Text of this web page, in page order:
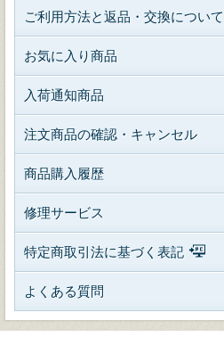
ご利用方法と返品・交換について
お気に入り商品
入荷通知商品
注文商品の確認・キャンセル
商品購入履歴
修理サービス
特定商取引法に基づく表記
よくある質問